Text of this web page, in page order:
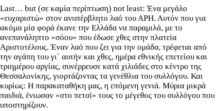
Last… but (σε καμία περίπτωση) not least: Ένα μεγάλο
«ευχαριστώ» στον ανυπέρβλητο λαό του ΑΡΗ. Αυτόν που για
ακόμα μία φορά έκανε την Ελλάδα να παραμιλά, με το
ανεπανάληπτο «σόου» που έδωσε χθες στην πλατεία
Αριστοτέλους. Έναν λαό που ζει για την ομάδα, τρέφεται από
την αγάπη του γι΄ αυτήν και χθες, ημέρα εθνικής επετείου και
τριημέρου αργίας, συνέρρευσε κατά χιλιάδες στο κέντρο της
Θεσσαλονίκης, γιορτάζοντας τα γενέθλια του συλλόγου. Και
κυρίως: Η παρακαταθήκη μας, η επόμενη γενιά. Μύρια μικρά
παιδιά, ένιωσαν «στο πετσί» τους το μέγεθος του συλλόγου που
υποστηρίζουν.